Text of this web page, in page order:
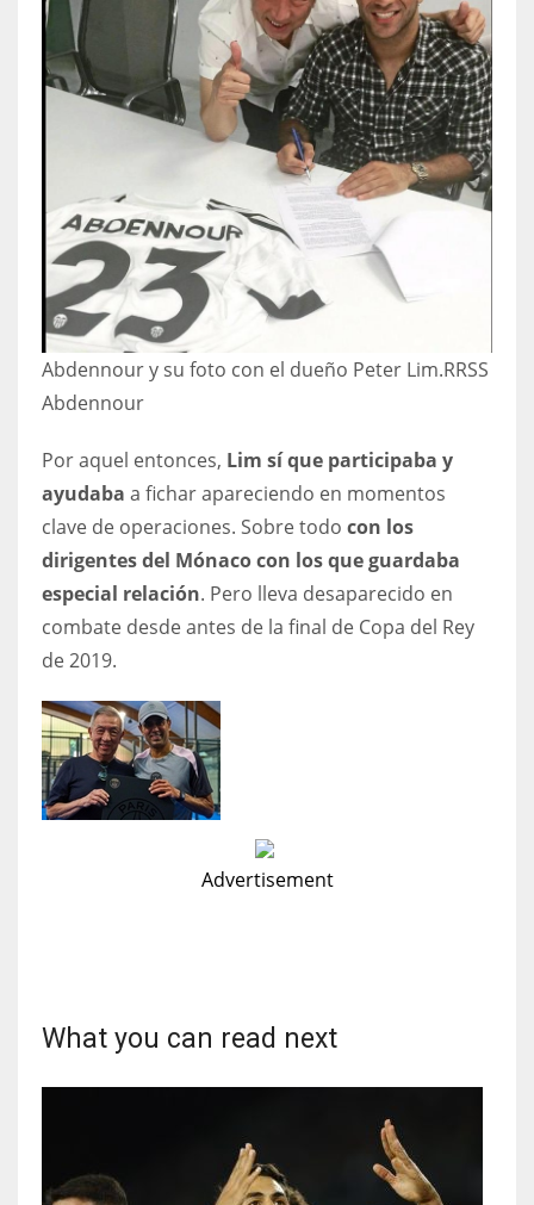
Abdennour y su foto con el dueño Peter Lim.RRSS
Abdennour
Por aquel entonces, Lim sí que participaba y
ayudaba a fichar apareciendo en momentos
clave de operaciones. Sobre todo con los
dirigentes del Mónaco con los que guardaba
especial relación. Pero lleva desaparecido en
combate desde antes de la final de Copa del Rey
de 2019.
Advertisement
What you can read next